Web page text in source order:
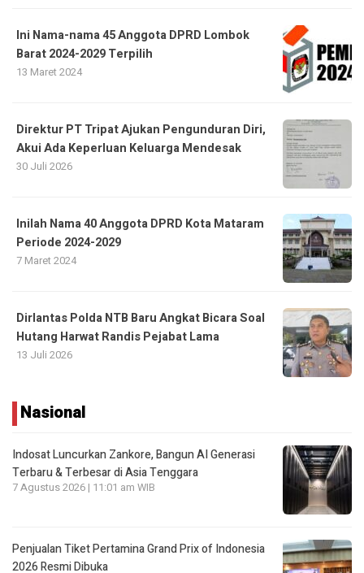
Ini Nama-nama 45 Anggota DPRD Lombok
Barat 2024-2029 Terpilih
13 Maret 2024
Direktur PT Tripat Ajukan Pengunduran Diri,
Akui Ada Keperluan Keluarga Mendesak
30 Juli 2026
Inilah Nama 40 Anggota DPRD Kota Mataram
Periode 2024-2029
7 Maret 2024
Dirlantas Polda NTB Baru Angkat Bicara Soal
Hutang Harwat Randis Pejabat Lama
13 Juli 2026
Nasional
Indosat Luncurkan Zankore, Bangun AI Generasi
Terbaru & Terbesar di Asia Tenggara
7 Agustus 2026 | 11:01 am WIB
Penjualan Tiket Pertamina Grand Prix of Indonesia
2026 Resmi Dibuka